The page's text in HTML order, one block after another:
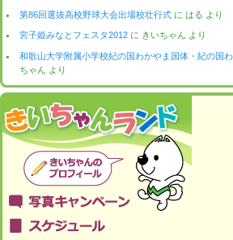
第86回選抜高校野球大会出場校壮行式 にはる より
宮子姫みなとフェスタ2012 に きいちゃん より
和歌山大学附属小学校紀の国わかやま国体・紀の国
ちゃん より